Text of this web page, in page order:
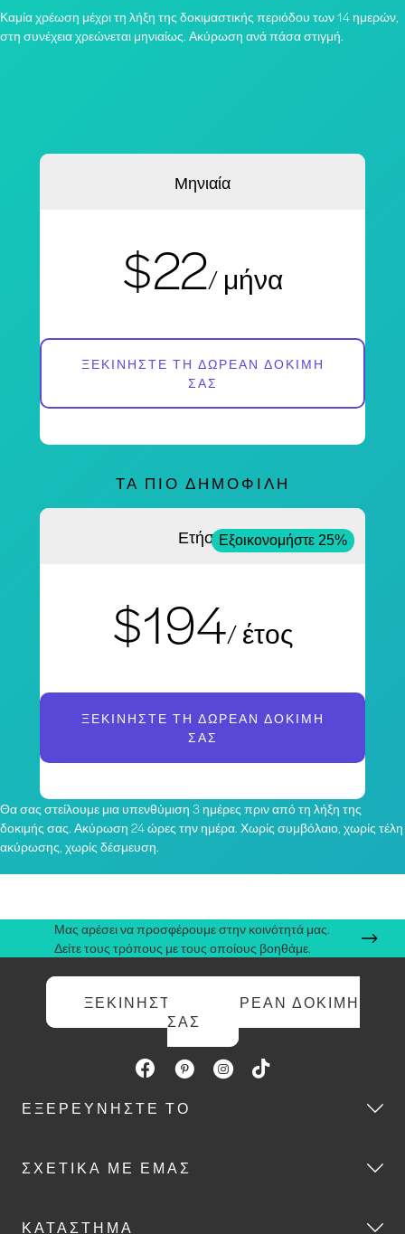
Καμία χρέωση μέχρι τη λήξη της δοκιμαστικής περιόδου των 14 ημερών,
στη συνέχεια χρεώνεται μηνιαίως. Ακύρωση ανά πάσα στιγμή.
Μηνιαία
$22/ μήνα
ΞΕΚΙΝΉΣΤΕ ΤΗ ΔΩΡΕΆΝ ΔΟΚΙΜΉ
ΣΑΣ
ΤΑ ΠΙΟ ΔΗΜΟΦΙΛΉ
ΕτήσιαΕξοικονομήστε 25%
$194/ έτος
ΞΕΚΙΝΉΣΤΕ ΤΗ ΔΩΡΕΆΝ ΔΟΚΙΜΉ
ΣΑΣ
Θα σας στείλουμε μια υπενθύμιση 3 ημέρες πριν από τη λήξη της
δοκιμής σας. Ακύρωση 24 ώρες την ημέρα. Χωρίς συμβόλαιο, χωρίς τέλη
ακύρωσης, χωρίς δέσμευση.
Μας αρέσει να προσφέρουμε στην κοινότητά μας.
Δείτε τους τρόπους με τους οποίους βοηθάμε.
ΞΕΚΙΝΉΣΤΕ ΤΗ ΔΩΡΕΆΝ ΔΟΚΙΜΉ
ΣΑΣ
ΕΞΕΡΕΥΝΉΣΤΕ ΤΟ
ΣΧΕΤΙΚΆ ΜΕ ΕΜΆΣ
ΚΑΤΆΣΤΗΜΑ